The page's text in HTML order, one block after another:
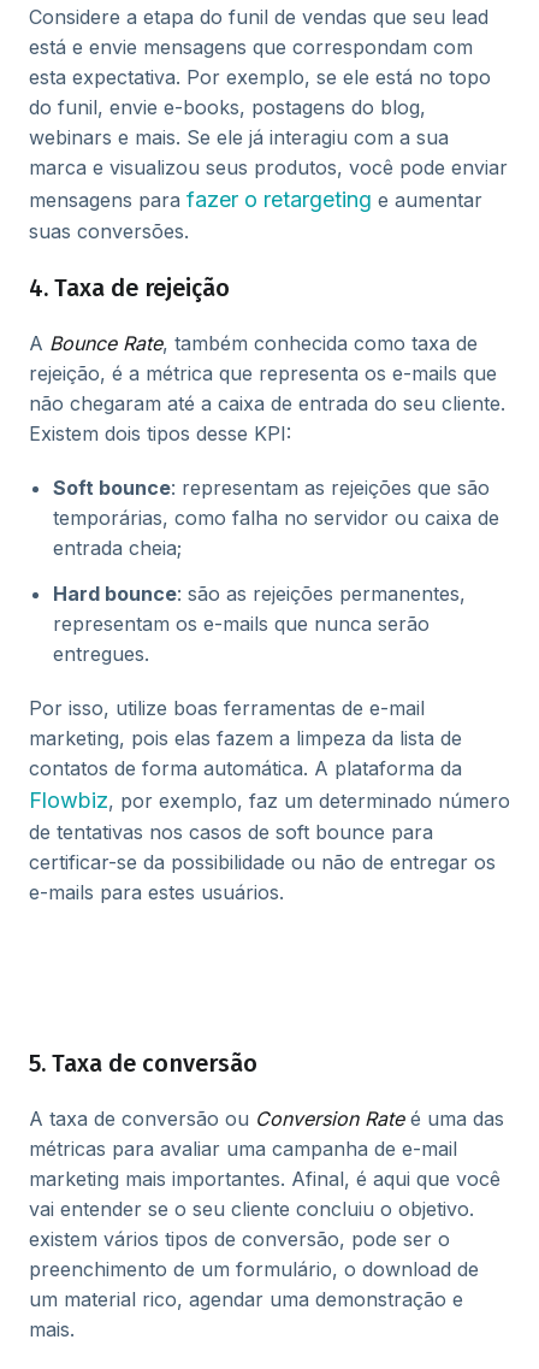
Considere a etapa do funil de vendas que seu lead
está e envie mensagens que correspondam com
esta expectativa. Por exemplo, se ele está no topo
do funil, envie e-books, postagens do blog,
webinars e mais. Se ele já interagiu com a sua
marca e visualizou seus produtos, você pode enviar
mensagens para fazer o retargeting e aumentar
suas conversões.
4. Taxa de rejeição
A Bounce Rate, também conhecida como taxa de
rejeição, é a métrica que representa os e-mails que
não chegaram até a caixa de entrada do seu cliente.
Existem dois tipos desse KPI:
Soft bounce: representam as rejeições que são
temporárias, como falha no servidor ou caixa de
entrada cheia;
Hard bounce: são as rejeições permanentes,
representam os e-mails que nunca serão
entregues.
Por isso, utilize boas ferramentas de e-mail
marketing, pois elas fazem a limpeza da lista de
contatos de forma automática. A plataforma da
Flowbiz, por exemplo, faz um determinado número
de tentativas nos casos de soft bounce para
certificar-se da possibilidade ou não de entregar os
e-mails para estes usuários.
5. Taxa de conversão
A taxa de conversão ou Conversion Rateé uma das
métricas para avaliar uma campanha de e-mail
marketing mais importantes. Afinal, é aqui que você
vai entender se o seu cliente concluiu o objetivo.
existem vários tipos de conversão, pode ser o
preenchimento de um formulário, o download de
um material rico, agendar uma demonstração e
mais.